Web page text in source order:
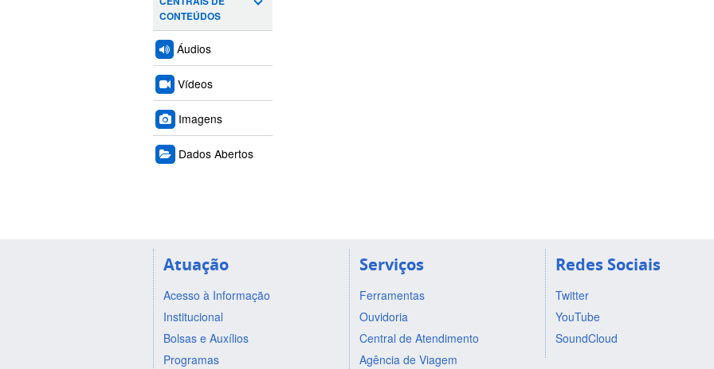
CONTEÚDOS
Áudios
Vídeos
Imagens
Dados Abertos
Atuação
Acesso à Informação
Institucional
Bolsas e Auxílios
Programas
Serviços
Ferramentas
Ouvidoria
Central de Atendimento
Agência de Viagem
Redes Sociais
Twitter
YouTube
SoundCloud